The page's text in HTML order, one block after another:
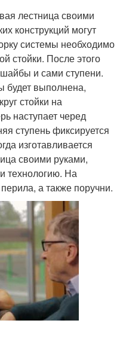
лестница своими
конструкций могут
системы необходимо
стойки. После этого
и сами ступени.
будет выполнена,
стойки на
наступает черед
ступень фиксируется
изготавливается
своими руками,
технологию. На
а также поручни.